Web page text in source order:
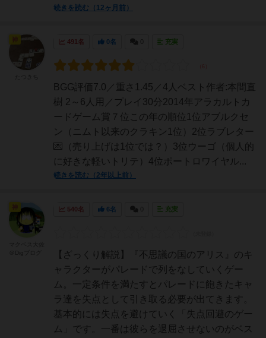
続きを読む（12ヶ月前）
491名 0名 充実
BGG評価7.0／重さ1.45／4人ベスト作者:本間直
樹 2～6人用／プレイ30分2014年アラカルトカ
ードゲーム賞７位この年の順位1位アブルクセ
ン（ニムト以来のクラキン1位）2位ラブレター
💌（売り上げは1位では？）3位ウーゴ（個人的
に好きな軽いトリテ）4位ポートロワイヤル...
続きを読む（2年以上前）
540名 6名 充実
【ざっくり解説】『不思議の国のアリス』のキ
ャラクターがパレードで列をなしていくゲー
ム。一定条件を満たすとパレードに飽きたキャ
ラ達を失点として引き取る必要が出てきます。
基本的には失点を避けていく「失点回避のゲー
ム」です。一番は彼らを退屈させないのがベス